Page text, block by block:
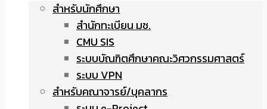
สำหรับนักศึกษา
สำนักทะเบียน มช.
CMU SIS
ระบบบัณฑิตศึกษาคณะวิศวกรรมศาสตร์
ระบบ VPN
สำหรับคณาจารย์/บุคลากร